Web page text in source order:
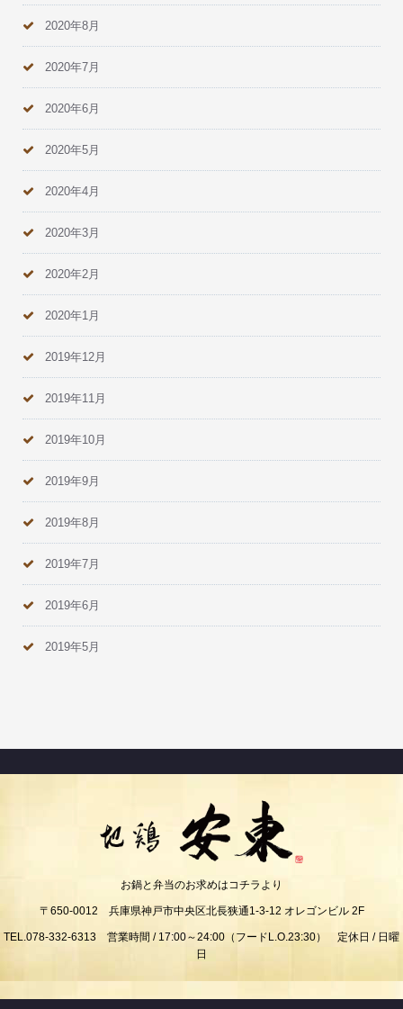
2020年8月
2020年7月
2020年6月
2020年5月
2020年4月
2020年3月
2020年2月
2020年1月
2019年12月
2019年11月
2019年10月
2019年9月
2019年8月
2019年7月
2019年6月
2019年5月
お鍋と弁当のお求めはコチラより
〒650-0012 兵庫県神戸市中央区北長狭通1-3-12 オレゴンビル 2F
TEL.078-332-6313 営業時間 / 17:00～24:00（フードL.O.23:30） 定休日 / 日曜
日